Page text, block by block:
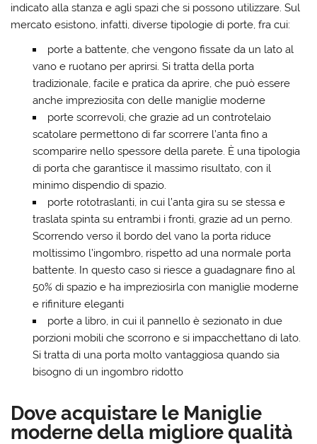
indicato alla stanza e agli spazi che si possono utilizzare. Sul
mercato esistono, infatti, diverse tipologie di porte, fra cui:
porte a battente, che vengono fissate da un lato al
vano e ruotano per aprirsi. Si tratta della porta
tradizionale, facile e pratica da aprire, che può essere
anche impreziosita con delle maniglie moderne
porte scorrevoli, che grazie ad un controtelaio
scatolare permettono di far scorrere l’anta fino a
scomparire nello spessore della parete. È una tipologia
di porta che garantisce il massimo risultato, con il
minimo dispendio di spazio.
porte rototraslanti, in cui l’anta gira su se stessa e
traslata spinta su entrambi i fronti, grazie ad un perno.
Scorrendo verso il bordo del vano la porta riduce
moltissimo l’ingombro, rispetto ad una normale porta
battente. In questo caso si riesce a guadagnare fino al
50% di spazio e ha impreziosirla con maniglie moderne
e rifiniture eleganti
porte a libro, in cui il pannello è sezionato in due
porzioni mobili che scorrono e si impacchettano di lato.
Si tratta di una porta molto vantaggiosa quando sia
bisogno di un ingombro ridotto
Dove acquistare le Maniglie
moderne della migliore qualità